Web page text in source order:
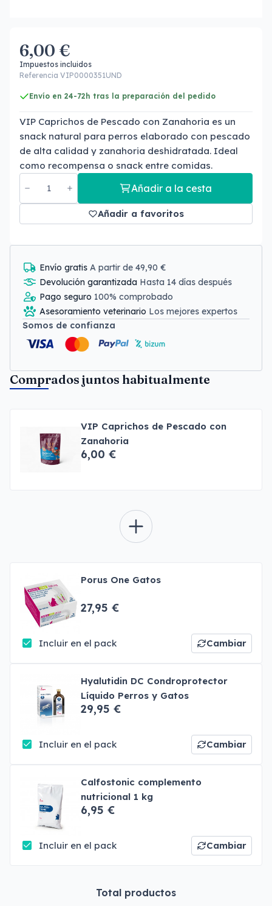
6,00 €
Impuestos incluidos
Referencia VIP0000351UND
Envío en 24-72h tras la preparación del pedido
VIP Caprichos de Pescado con Zanahoria es un
snack natural para perros elaborado con pescado
de alta calidad y zanahoria deshidratada. Ideal
como recompensa o snack entre comidas.
Añadir a la cesta
Añadir a favoritos
Envío gratis A partir de 49,90 €
Devolución garantizada Hasta 14 días después
Pago seguro 100% comprobado
Asesoramiento veterinario Los mejores expertos
Somos de confianza
Comprados juntos habitualmente
VIP Caprichos de Pescado con
Zanahoria
6,00 €
Porus One Gatos
27,95 €
Incluir en el pack Cambiar
Hyalutidin DC Condroprotector
Líquido Perros y Gatos
29,95 €
Incluir en el pack Cambiar
Calfostonic complemento
nutricional 1 kg
6,95 €
Incluir en el pack Cambiar
Total productos